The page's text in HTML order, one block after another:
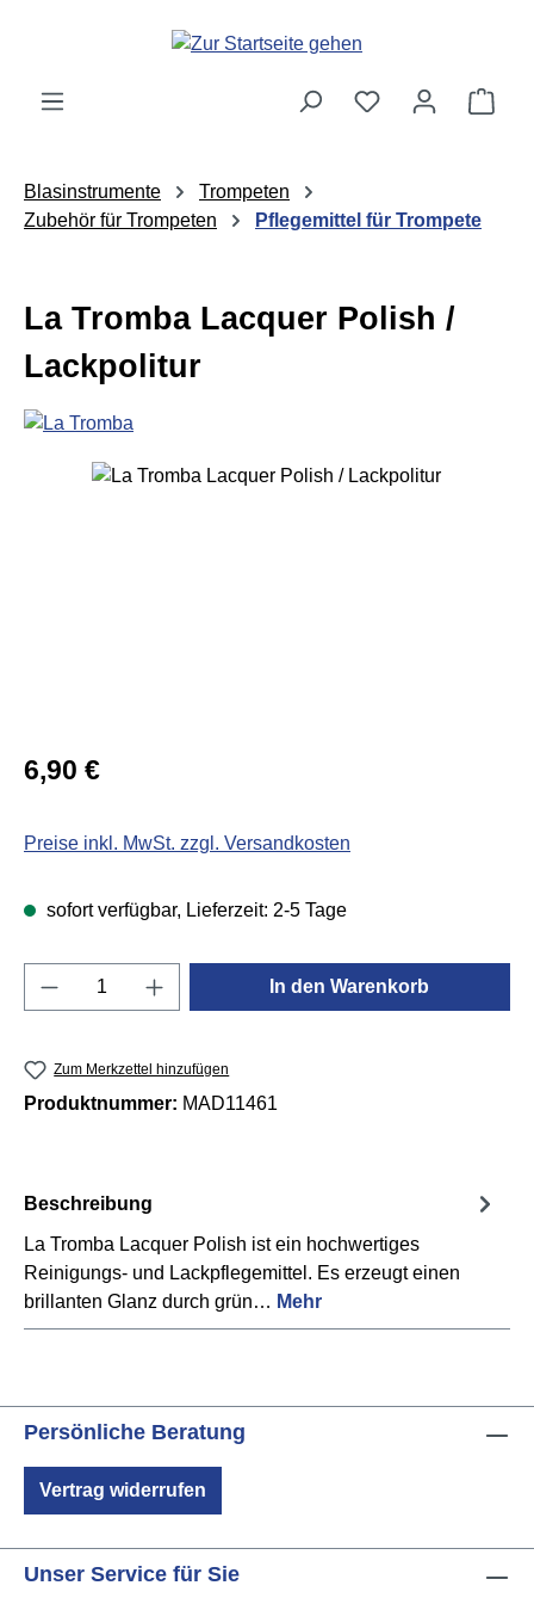
Zum Hauptinhalt springen
Blasinstrumente
Trompeten
Zubehör für Trompeten
Pflegemittel für Trompete
La Tromba Lacquer Polish /
Lackpolitur
Bildergalerie überspringen
Regulärer Preis:
6,90 €
Preise inkl. MwSt. zzgl. Versandkosten
sofort verfügbar, Lieferzeit: 2-5 Tage
Produkt Anzahl: Gib den gewünschten
In den Warenkorb
Zum Merkzettel hinzufügen
Produktnummer: MAD11461
Beschreibung
La Tromba Lacquer Polish ist ein hochwertiges
Reinigungs- und Lackpflegemittel. Es erzeugt einen
brillanten Glanz durch grün… Mehr
Persönliche Beratung
Vertrag widerrufen
Unser Service für Sie